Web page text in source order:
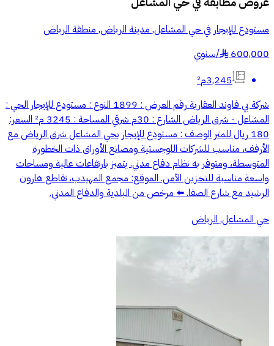
مستودع للإيجار في حي المشاعل, مدينة الرياض, منطقة الرياض
600,000
§
/سنوي
3,245م²
شركة بي فاوند العقارية رقم العرض : 1899 النوع : مستودع للإيجار الحي :
المشاعل - شرق الرياض الشارع : 30م شرقي المساحة : 3245 م² السعر:
180 ريال للمتر الوصف : مستودع للإيجار بحي المشاعل شرق الرياض مع
الأرفف، مناسب للشركات اللوجستية ومصانع الأوراق ذات الخطورة
المتوسطة، ومتوفر به نظام دفاع مدني. يتميز بارتفاعات عالية ومساحات
واسعة مناسبة للتخزين الآمن. الموقع: مجمع المهيدب، تقاطع هارون
الرشيد مع شارع الصفا. ⬅️ مرخص من البلدية والدفاع المدني.
حي المشاعل, الرياض